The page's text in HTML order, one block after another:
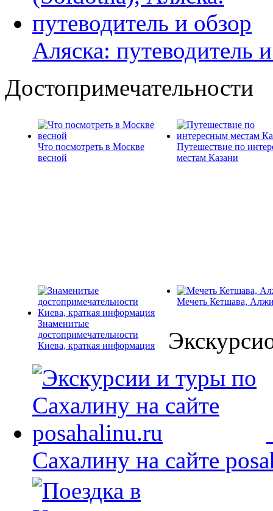
Аляска: путеводитель
Достопримечательности
Что посмотреть в Москве
весной
Путешествие по
местам Казани
Знаменитые
достопримечательности
Киева, краткая информация
Мечеть Кетшава,
Сахалину на сайте